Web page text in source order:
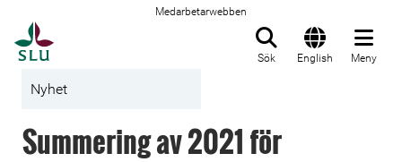
Medarbetarwebben
Sök English Meny
Nyhet
Summering av 2021 för